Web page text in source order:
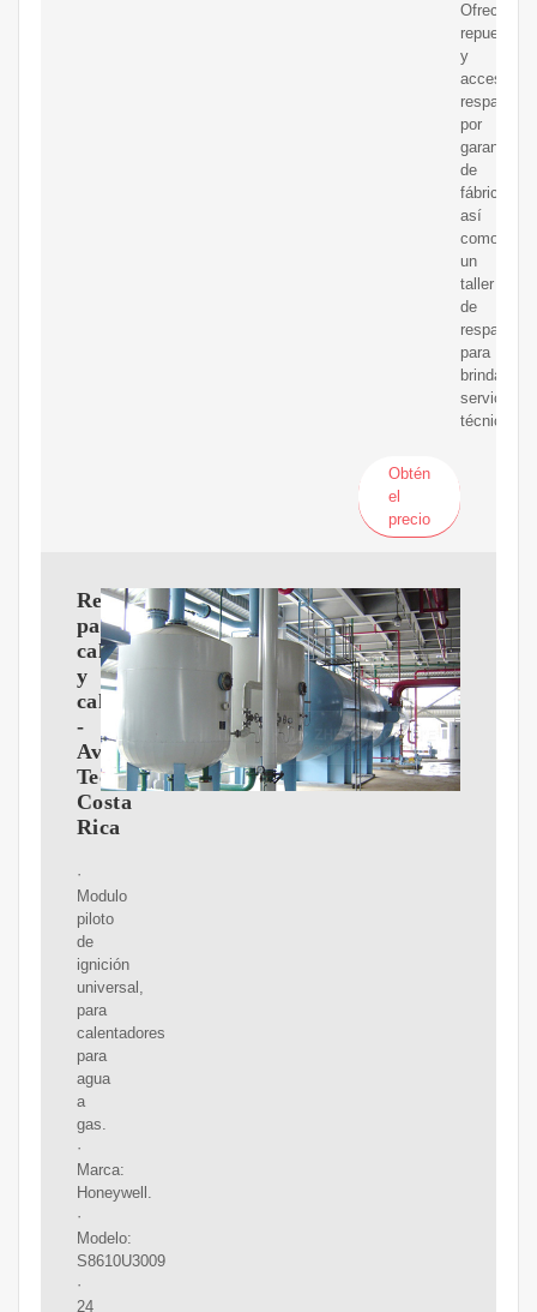
Ofrecemos
repuestos
y
accesorios
por
garantía
de
fábrica,
así
como
un
taller
de
respaldo
para
brindar
servicio
técnico.
Obtén
el
precio
Repuestos
para
calentadores
y
calderas
-
Avila
Tech
Costa
Rica
·
Modulo
piloto
de
ignición
universal,
para
calentadores
para
agua
a
gas.
·
Marca:
Honeywell.
·
Modelo:
S8610U3009
·
24